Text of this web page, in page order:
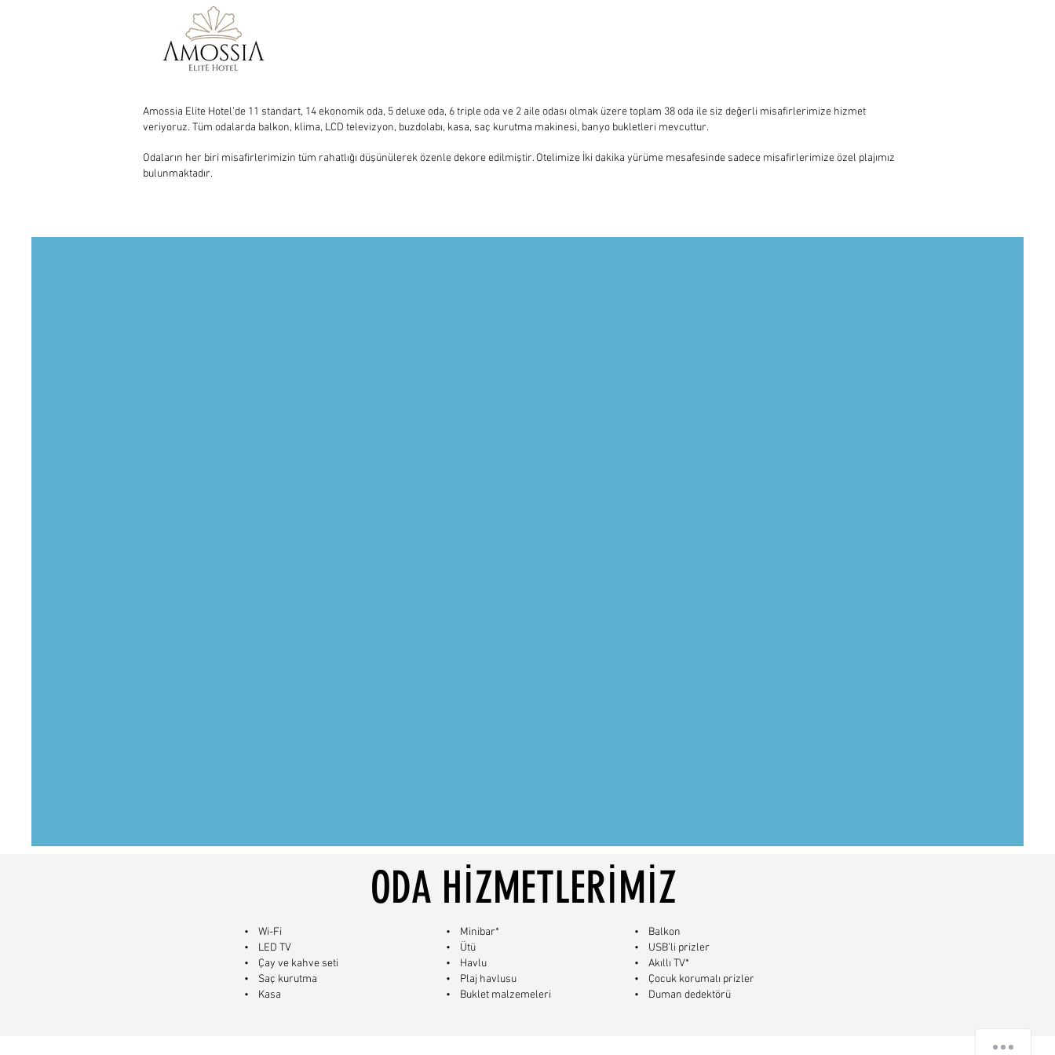
Amossia Elite Hotel’de 11 standart, 14 ekonomik oda, 5 deluxe oda, 6 triple oda ve 2 aile odası olmak üzere toplam 38 oda ile siz değerli misafirlerimize hizmet
veriyoruz. Tüm odalarda balkon, klima, LCD televizyon, buzdolabı, kasa, saç kurutma makinesi, banyo bukletleri mevcuttur.
Odaların her biri misafirlerimizin tüm rahatlığı düşünülerek özenle dekore edilmiştir. Otelimize İki dakika yürüme mesafesinde sadece misafirlerimize özel plajımız
bulunmaktadır.
ODA HİZMETLERİMİZ
• Wi-Fi
• LED TV
• Çay ve kahve seti
• Saç kurutma
• Kasa
• Minibar*
• Ütü
• Havlu
• Plaj havlusu
• Buklet malzemeleri
• Balkon
• USB’li prizler
• Akıllı TV*
• Çocuk korumalı prizler
• Duman dedektörü